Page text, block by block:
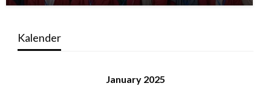
Kalender
January 2025